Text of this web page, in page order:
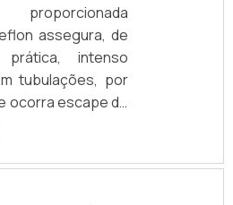
assegura, de
intenso
tubulações, por
ocorra escape de
pode ser
do que é
de também trazer